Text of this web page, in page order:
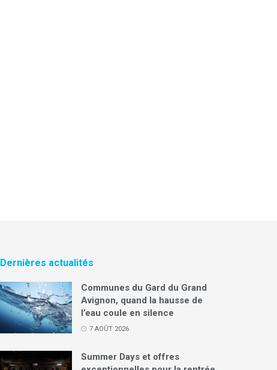
Dernières actualités
Communes du Gard du Grand
Avignon, quand la hausse de
l’eau coule en silence
7 AOÛT 2026
Summer Days et offres